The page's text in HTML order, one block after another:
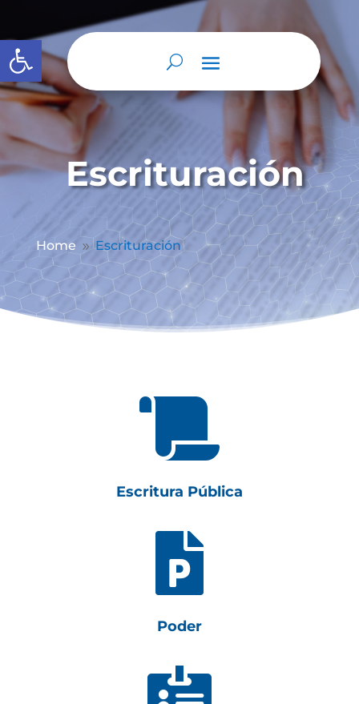
Abrir barra de herramientas
Escrituración
Home 9 Escrituración

Escritura Pública

Poder